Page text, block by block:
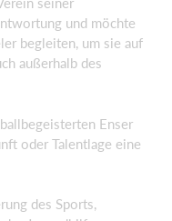
und möchte
begleiten, um sie auf
außerhalb des
Enser
oder Talentlage eine
des Sports,